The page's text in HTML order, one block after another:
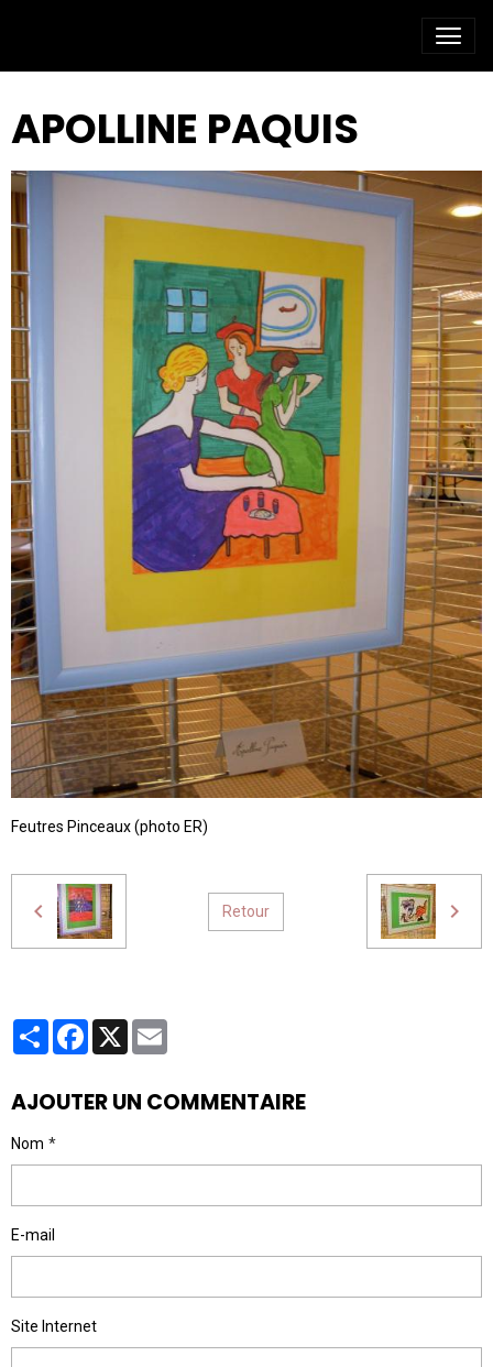
APOLLINE PAQUIS
Feutres Pinceaux (photo ER)
Retour
PartagerFacebook
X
AJOUTER UN COMMENTAIRE
Nom
E-mail
Site Internet